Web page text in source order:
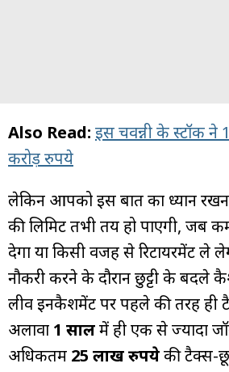
Also Read: इस चवन्नी के स्टॉक ने
करोड़ रुपये
लेकिन आपको इस बात का ध्यान
की लिमिट तभी तय हो पाएगी, जब
देगा या किसी वजह से रिटायरमेंट ले
नौकरी करने के दौरान छुट्टी के बदले
लीव इनकैशमेंट पर पहले की तरह ही
अलावा 1 सालमें ही एक से ज्यादा
अधिकतम 25 लाख रुपयेकी टैक्स-